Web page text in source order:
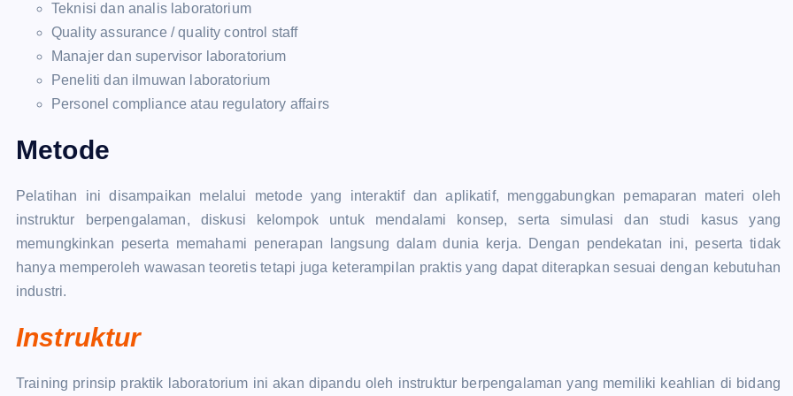
Teknisi dan analis laboratorium
Quality assurance / quality control staff
Manajer dan supervisor laboratorium
Peneliti dan ilmuwan laboratorium
Personel compliance atau regulatory affairs
Metode
Pelatihan ini disampaikan melalui metode yang interaktif dan aplikatif, menggabungkan pemaparan materi oleh
instruktur berpengalaman, diskusi kelompok untuk mendalami konsep, serta simulasi dan studi kasus yang
memungkinkan peserta memahami penerapan langsung dalam dunia kerja. Dengan pendekatan ini, peserta tidak
hanya memperoleh wawasan teoretis tetapi juga keterampilan praktis yang dapat diterapkan sesuai dengan kebutuhan
industri.
Instruktur
Training prinsip praktik laboratorium ini akan dipandu oleh instruktur berpengalaman yang memiliki keahlian di bidang